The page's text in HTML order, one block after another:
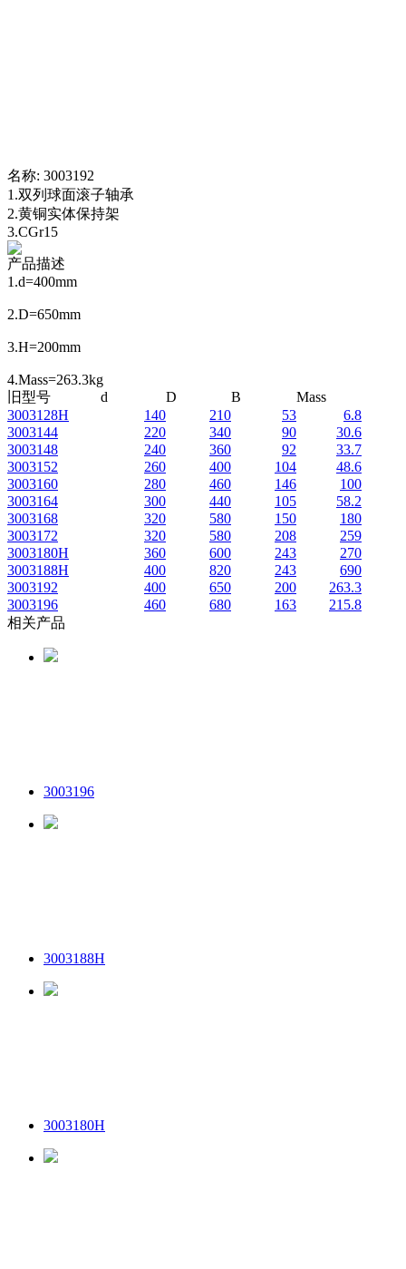
名称: 3003192
1.双列球面滚子轴承
2.黄铜实体保持架
3.CGr15
产品描述
1.d=400mm
2.D=650mm
3.H=200mm
4.Mass=263.3kg
旧型号
d D B
Mass
3003128H
140 210 53
6.8
3003144
220 340 90
30.6
3003148
240 360 92
33.7
3003152
260 400 104
48.6
3003160
280 460 146
100
3003164
300 440 105
58.2
3003168
320 580 150
180
3003172
320 580 208
259
3003180H
360 600 243
270
3003188H
400 820 243
690
3003192
400 650 200
263.3
3003196
460 680 163
215.8
相关产品
3003196
3003188H
3003180H